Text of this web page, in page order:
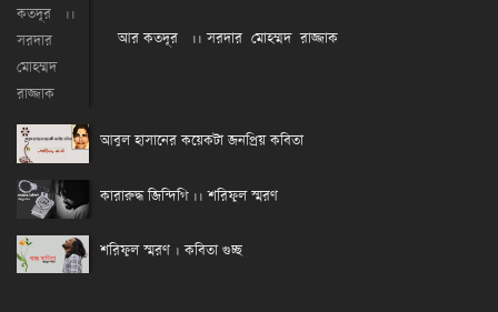
আর কতদূর ।। সরদার মোহম্মদ রাজ্জাক
আবুল হাসানের কয়েকটা জনপ্রিয় কবিতা
কারারুদ্ধ জিন্দিগি ।। শরিফুল স্মরণ
শরিফুল স্মরণ । কবিতা গুচ্ছ